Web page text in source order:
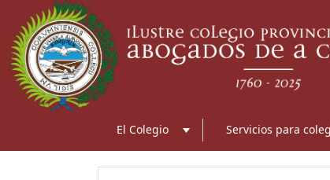
El Colegio Servicios para